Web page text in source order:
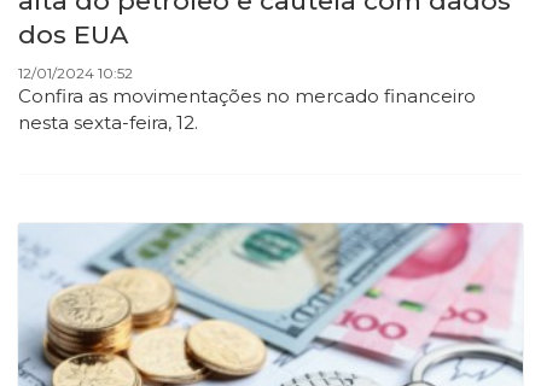
dos EUA
12/01/2024 10:52
Confira as movimentações no mercado financeiro
nesta sexta-feira, 12.